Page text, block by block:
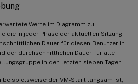
Werte im Diagramm zu
die in jeder Phase der aktuellen Sitzung
Dauer für diesen Benutzer in
der durchschnittlichen Dauer für alle
in den letzten sieben Tagen.
beispielsweise der VM-Start langsam ist,